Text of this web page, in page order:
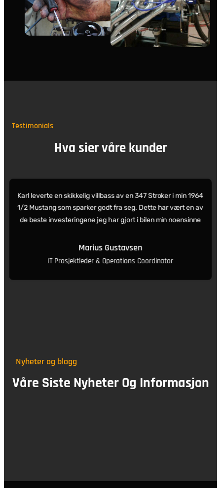
Testimonials
Hva sier våre kunder
Karl leverte en skikkelig villbass av en 347 Stroker i min 1964
1/2 Mustang som sparker godt fra seg. Dette har vært en av
de beste investeringene jeg har gjort i bilen min noensinne
Marius Gustavsen
IT Prosjektleder & Operations Coordinator
Nyheter og blogg
Våre Siste Nyheter Og Informasjon